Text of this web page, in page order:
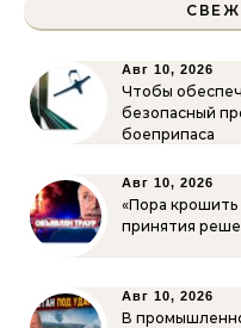
Авг 10, 2026
Чтобы
безопасный
боеприпаса
Авг 10, 2026
«Пора
принятия
Авг 10, 2026
В